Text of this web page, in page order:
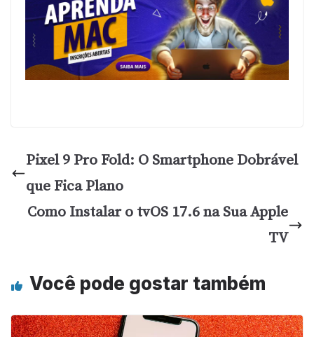
Pixel 9 Pro Fold: O Smartphone Dobrável
que Fica Plano
Como Instalar o tvOS 17.6 na Sua Apple
TV
Você pode gostar também